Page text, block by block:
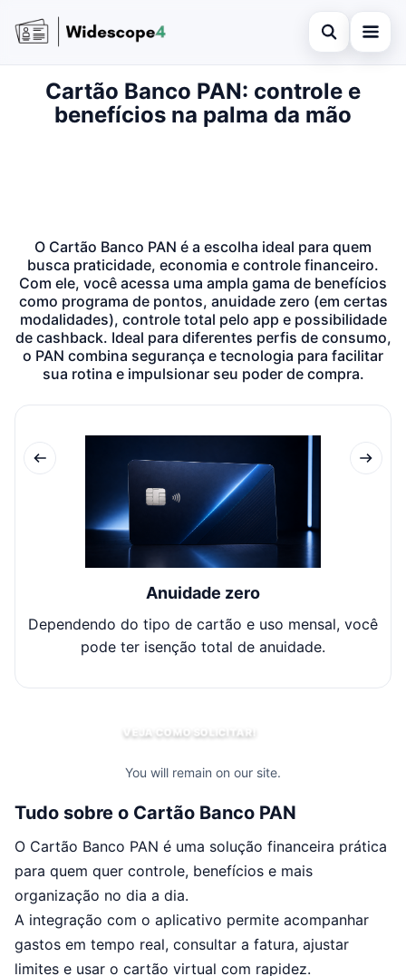
Open search
Home
Legal
Cartão Banco PAN: controle e
benefícios na palma da mão
O Cartão Banco PAN é a escolha ideal para quem
busca praticidade, economia e controle financeiro.
Com ele, você acessa uma ampla gama de benefícios
como programa de pontos, anuidade zero (em certas
modalidades), controle total pelo app e possibilidade
de cashback. Ideal para diferentes perfis de consumo,
o PAN combina segurança e tecnologia para facilitar
sua rotina e impulsionar seu poder de compra.
Anuidade zero
Dependendo do tipo de cartão e uso mensal, você
pode ter isenção total de anuidade.
VEJA COMO SOLICITAR!
You will remain on our site.
Tudo sobre o Cartão Banco PAN
O Cartão Banco PAN é uma solução financeira prática
para quem quer controle, benefícios e mais
organização no dia a dia.
A integração com o aplicativo permite acompanhar
gastos em tempo real, consultar a fatura, ajustar
limites e usar o cartão virtual com rapidez.